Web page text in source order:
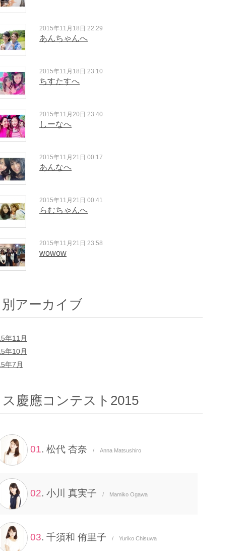
あんちゃんへ
2015年11月18日 22:29
ちすたすへ
2015年11月18日 23:10
しーなへ
2015年11月20日 23:40
あんなへ
2015年11月21日 00:17
らむちゃんへ
2015年11月21日 00:41
wowow
2015年11月21日 23:58
別アーカイブ
年11月
年10月
年7月
ス慶應コンテスト2015
01. 松代 杏奈 / Anna Matsushiro
02. 小川 真実子 / Mamiko Ogawa
03. 千須和 侑里子 / Yuriko Chisuwa